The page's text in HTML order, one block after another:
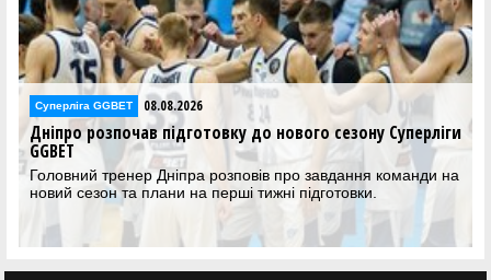
на
Суперліга GGBET 07.08.2026
Валентин Шептицький залишається у Рівному
Рівненський клуб продовжив контракт з молодим гравцем